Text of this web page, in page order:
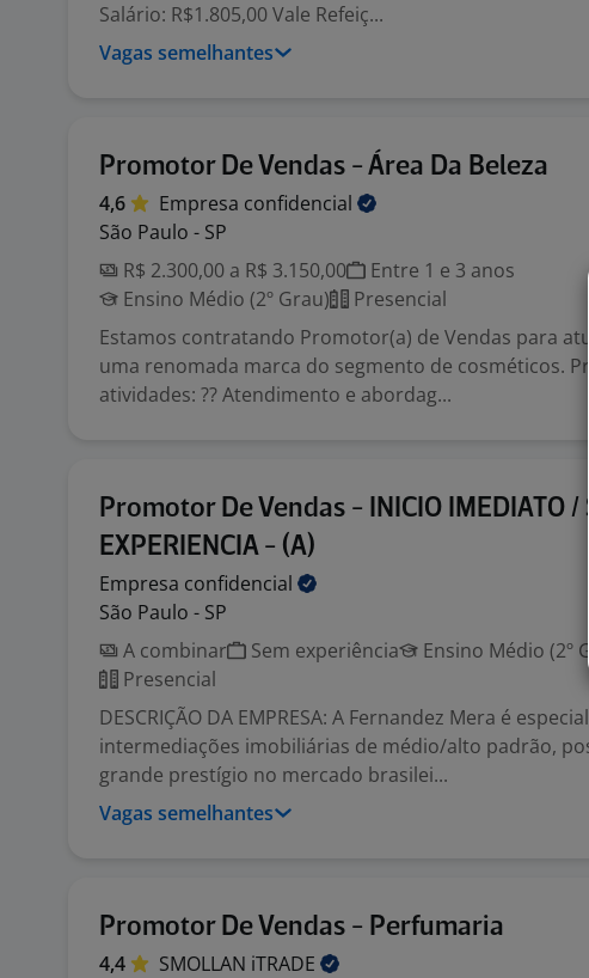
Salário: R$1.805,00 Vale Refeiç...
Vagas semelhantes
Promotor De Vendas - Área Da Beleza
4,6 Empresa confidencial
São Paulo - SP
R$ 2.300,00 a R$ 3.150,00
Entre 1 e 3 anos
Ensino Médio (2º Grau)
Presencial
Estamos contratando Promotor(a) de Vendas para
uma renomada marca do segmento de cosméticos.
atividades: ?? Atendimento e abordag...
Promotor De Vendas - INICIO IMEDIATO /
EXPERIENCIA - (A)
Empresa confidencial
São Paulo - SP
A combinar
Sem experiência
Ensino Médio (2º
Presencial
DESCRIÇÃO DA EMPRESA: A Fernandez Mera é
intermediações imobiliárias de médio/alto padrão,
grande prestígio no mercado brasilei...
Vagas semelhantes
Promotor De Vendas - Perfumaria
4,4 SMOLLAN iTRADE